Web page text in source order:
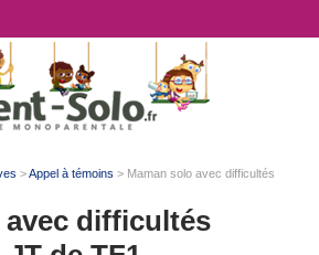
>Appel à témoins > Maman solo avec difficultés
avec difficultés